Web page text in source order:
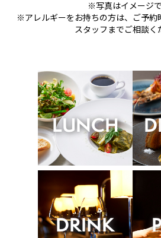
※写真はイメージで
※アレルギーをお持ちの方は、ご予約
スタッフまでご相談く
LUNCH
DRINK